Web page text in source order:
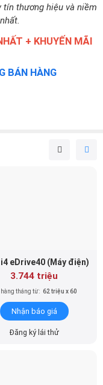
tín thương hiệu và niềm
+ KHUYẾN MÃI
BÁN HÀNG
i4 eDrive40 (Máy điện)
3.744 triệu
hàng tháng từ: 62 triệu x 60
Nhận báo giá
Đăng ký lái thử